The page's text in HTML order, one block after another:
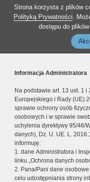
Strona korzysta z plików
Polityką Prywatności.
dostępu do
Informacja Administratora
Na podstawie art. 13 ust. 1
Europejskiego i Rady (UE)
sprawie ochrony osób
osobowych i w sprawie
uchylenia dyrektywy 95/46/
danych), Dz. U. UE. L.
informuję:
1. dane Administratora i
linku „Ochrona danych
2. Pana/Pani dane
celu udostępniania strony